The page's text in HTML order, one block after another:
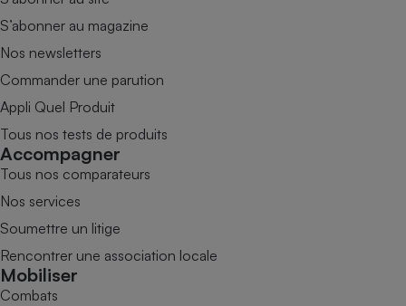
S’abonner au magazine
Nos newsletters
Commander une parution
Appli Quel Produit
Tous nos tests de produits
Accompagner
Tous nos comparateurs
Nos services
Soumettre un litige
Rencontrer une association locale
Mobiliser
Combats